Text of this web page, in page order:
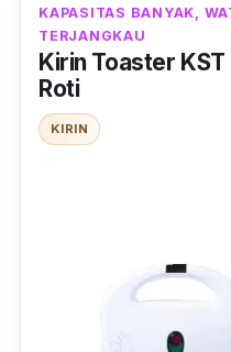
KAPASITAS BANYAK,
TERJANGKAU
Kirin Toaster
Roti
KIRIN